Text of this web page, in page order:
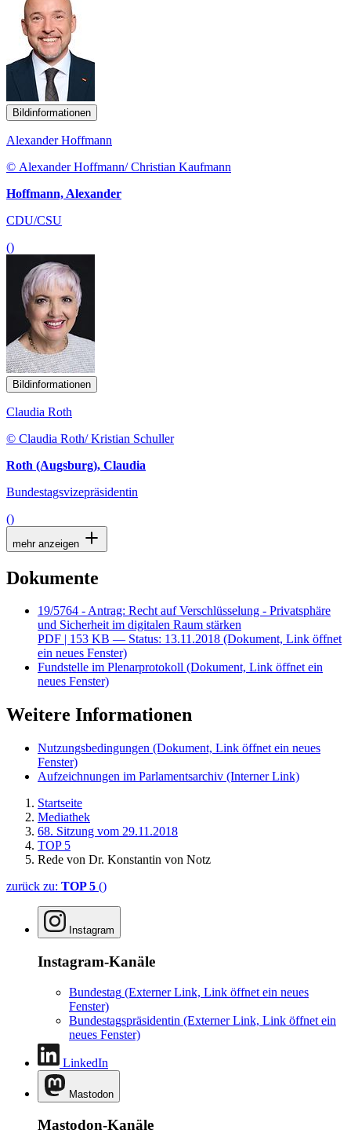
Bildinformationen
Alexander Hoffmann
© Alexander Hoffmann/ Christian Kaufmann
Hoffmann, Alexander
CDU/CSU
()
Bildinformationen
Claudia Roth
© Claudia Roth/ Kristian Schuller
Roth (Augsburg), Claudia
Bundestagsvizepräsidentin
()
mehr anzeigen
Dokumente
19/5764 - Antrag: Recht auf Verschlüsselung - Privatsphäre
und Sicherheit im digitalen Raum stärken
PDF | 153 KB — Status: 13.11.2018 (Dokument, Link öffnet
ein neues Fenster)
Fundstelle im Plenarprotokoll (Dokument, Link öffnet ein
neues Fenster)
Weitere Informationen
Nutzungsbedingungen (Dokument, Link öffnet ein neues
Fenster)
Aufzeichnungen im Parlamentsarchiv (Interner Link)
Startseite
Mediathek
68. Sitzung vom 29.11.2018
TOP 5
Rede von Dr. Konstantin von Notz
zurück zu: TOP 5 ()
Instagram
Instagram-Kanäle
Bundestag (Externer Link, Link öffnet ein neues
Fenster)
Bundestagspräsidentin (Externer Link, Link öffnet ein
neues Fenster)
LinkedIn
Mastodon
Mastodon-Kanäle